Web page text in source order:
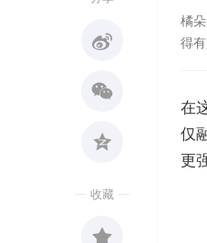
收藏
橘
得
在
仅
更